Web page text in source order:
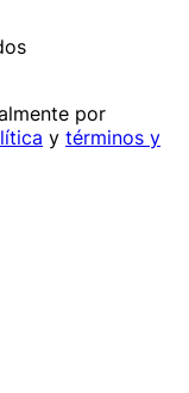
por
y términos y